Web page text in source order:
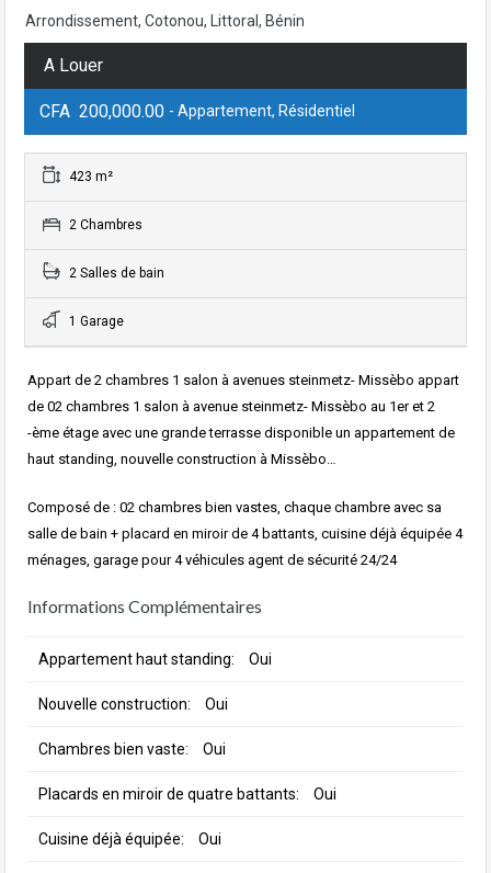
Arrondissement, Cotonou, Littoral, Bénin
A Louer
CFA 200,000.00 - Appartement, Résidentiel
423 m²
2 Chambres
2 Salles de bain
1 Garage
Appart de 2 chambres 1 salon à avenues steinmetz- Missèbo appart
de 02 chambres 1 salon à avenue steinmetz- Missèbo au 1er et 2
-ème étage avec une grande terrasse disponible un appartement de
haut standing, nouvelle construction à Missèbo…
Composé de : 02 chambres bien vastes, chaque chambre avec sa
salle de bain + placard en miroir de 4 battants, cuisine déjà équipée 4
ménages, garage pour 4 véhicules agent de sécurité 24/24
Informations Complémentaires
Appartement haut standing: Oui
Nouvelle construction: Oui
Chambres bien vaste: Oui
Placards en miroir de quatre battants: Oui
Cuisine déjà équipée: Oui